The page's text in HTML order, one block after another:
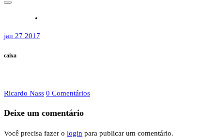
jan 27 2017
caixa
Ricardo Nass 0 Comentários
Deixe um comentário
Você precisa fazer o login para publicar um comentário.